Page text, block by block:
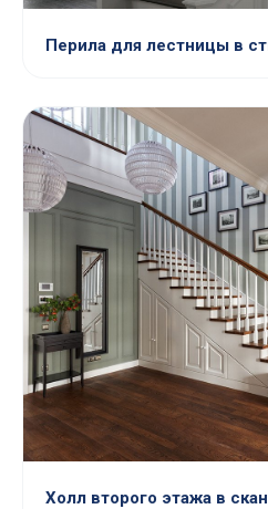
Перила для лестницы в
Холл второго этажа в